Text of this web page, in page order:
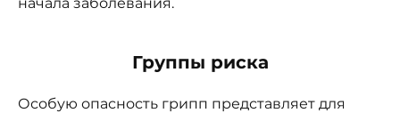
Группы риска
Особую опасность грипп представляет для